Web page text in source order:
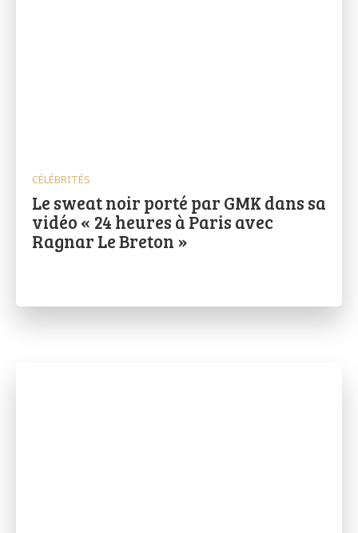
CÉLÉBRITÉS
Le sweat noir porté par GMK dans sa
vidéo « 24 heures à Paris avec
Ragnar Le Breton »